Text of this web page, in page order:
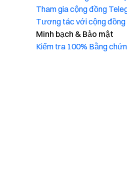
Tham gia cộng đồng
Tương tác với cộng đồng
Minh bạch & Bảo mật
Kiểm tra 100% Bằng